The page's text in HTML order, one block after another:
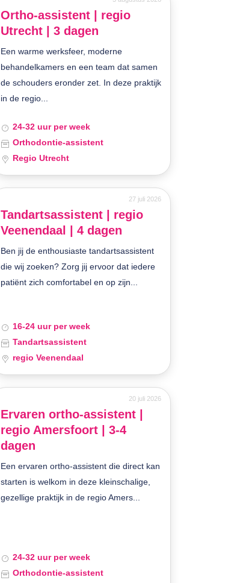
Ortho-assistent | regio
Utrecht | 3 dagen
Een warme werksfeer, moderne
behandelkamers en een team dat samen
de schouders eronder zet. In deze praktijk
in de regio...
24-32 uur per week
Orthodontie-assistent
Regio Utrecht
27 juli 2026
Tandartsassistent | regio
Veenendaal | 4 dagen
Ben jij de enthousiaste tandartsassistent
die wij zoeken? Zorg jij ervoor dat iedere
patiënt zich comfortabel en op zijn...
16-24 uur per week
Tandartsassistent
regio Veenendaal
20 juli 2026
Ervaren ortho-assistent |
regio Amersfoort | 3-4
dagen
Een ervaren ortho-assistent die direct kan
starten is welkom in deze kleinschalige,
gezellige praktijk in de regio Amers...
24-32 uur per week
Orthodontie-assistent